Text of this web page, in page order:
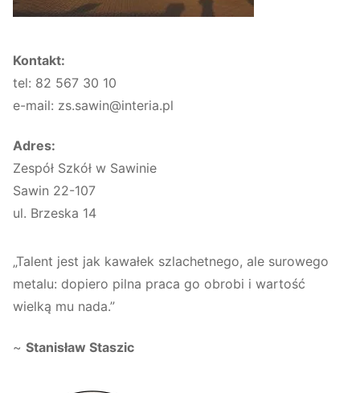
Kontakt:
tel: 82 567 30 10
e-mail: zs.sawin@interia.pl
Adres:
Zespół Szkół w Sawinie
Sawin 22-107
ul. Brzeska 14
„Talent jest jak kawałek szlachetnego, ale surowego
metalu: dopiero pilna praca go obrobi i wartość
wielką mu nada.”
~ Stanisław Staszic